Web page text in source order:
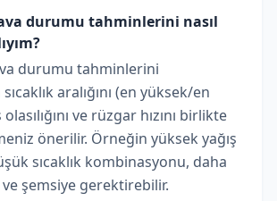
durumu tahminlerini nasıl
durumu tahminlerini
aralığını (en yüksek/en
ve rüzgar hızını birlikte
önerilir. Örneğin yüksek yağış
sıcaklık kombinasyonu, daha
ve şemsiye gerektirebilir.